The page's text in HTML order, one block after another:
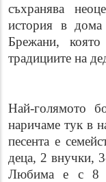
съхранява
история в
Брежани,
традициите на
Най-голямото
наричаме тук в
песента е
деца, 2 внучки,
Любима е с 8